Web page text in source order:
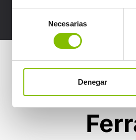
consentimiento
Necesarias
Denegar